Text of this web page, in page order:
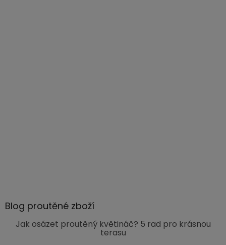
Blog proutěné zboží
Jak osázet proutěný květináč? 5 rad pro krásnou
terasu